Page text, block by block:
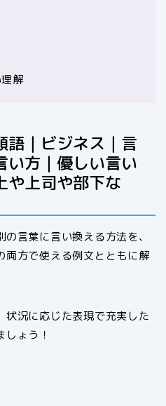
解
｜ビジネス｜言
い方｜優しい言い
や上司や部下な
言葉に言い換える方法を、
両方で使える例文とともに解
状況に応じた表現で充実した
ょう！